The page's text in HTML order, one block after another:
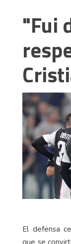
"Fui
El defensa